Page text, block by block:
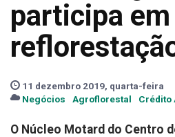
participa
11 dezembro 2019, quarta-feira
Negócios
Agroflorestal Crédito
O Núcleo Motard do Centro